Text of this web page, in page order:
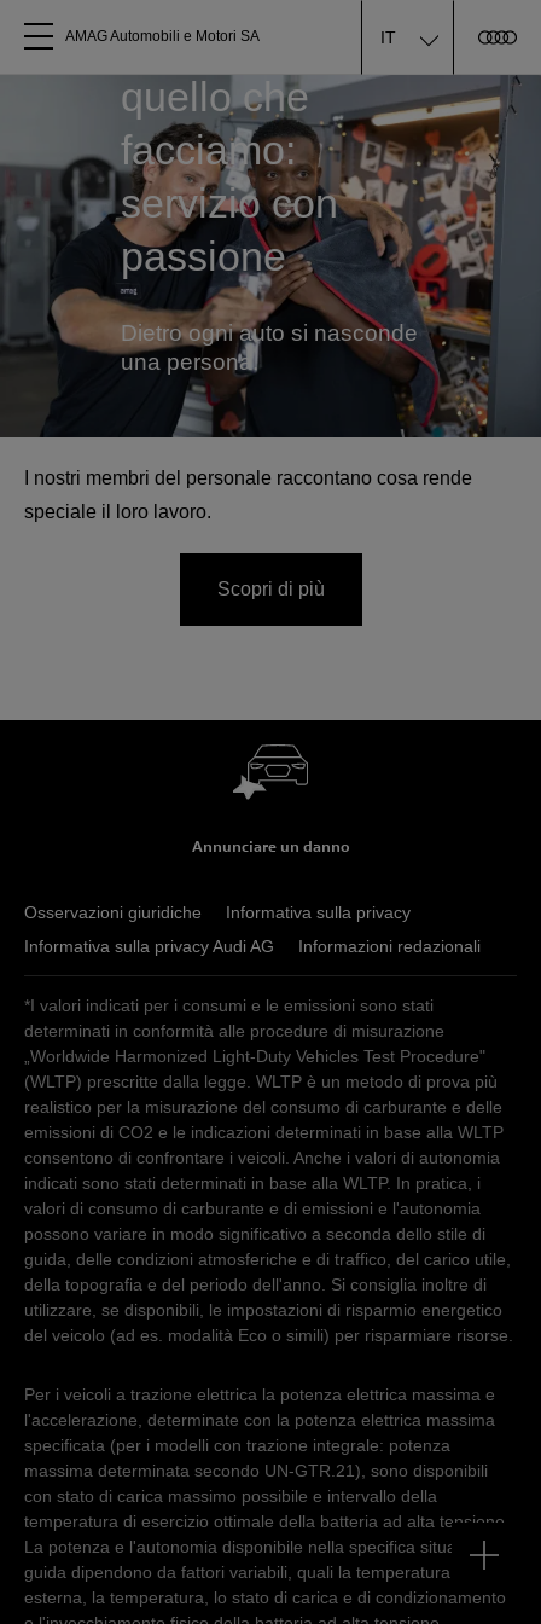
Tutti i modelli
Chi siamo
Acquistare Audi
Service
Accessori Originali Audi
Clienti commerciali
AMAG Automobili e Motori SA IT
Perché amiamo
quello che
facciamo:
servizio con
passione
Dietro ogni auto si nasconde
una persona.
I nostri membri del personale raccontano cosa rende
speciale il loro lavoro.
Scopri di più
Annunciare un danno
Osservazioni giuridiche
Informativa sulla privacy
Informativa sulla privacy Audi AG
Informazioni redazionali
*I valori indicati per i consumi e le emissioni sono stati
determinati in conformità alle procedure di misurazione
„Worldwide Harmonized Light-Duty Vehicles Test Procedure"
(WLTP) prescritte dalla legge. WLTP è un metodo di prova più
realistico per la misurazione del consumo di carburante e delle
emissioni di CO2 e le indicazioni determinati in base alla WLTP
consentono di confrontare i veicoli. Anche i valori di autonomia
indicati sono stati determinati in base alla WLTP. In pratica, i
valori di consumo di carburante e di emissioni e l'autonomia
possono variare in modo significativo a seconda dello stile di
guida, delle condizioni atmosferiche e di traffico, del carico utile,
della topografia e del periodo dell'anno. Si consiglia inoltre di
utilizzare, se disponibili, le impostazioni di risparmio energetico
del veicolo (ad es. modalità Eco o simili) per risparmiare risorse.
Per i veicoli a trazione elettrica la potenza elettrica massima e
l'accelerazione, determinate con la potenza elettrica massima
specificata (per i modelli con trazione integrale: potenza
massima determinata secondo UN-GTR.21), sono disponibili
con stato di carica massimo possibile e intervallo della
temperatura di esercizio ottimale della batteria ad alta tensione.
La potenza e l'autonomia disponibile nella specifica situazione di
guida dipendono da fattori variabili, quali la temperatura
esterna, la temperatura, lo stato di carica e di condizionamento